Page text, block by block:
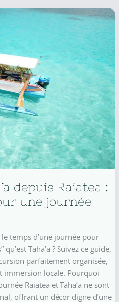
depuis Raiatea :
une journée
temps d’une journée pour
Taha’a ? Suivez ce guide,
parfaitement organisée,
immersion locale. Pourquoi
Raiatea et Taha’a ne sont
offrant un décor digne d’une